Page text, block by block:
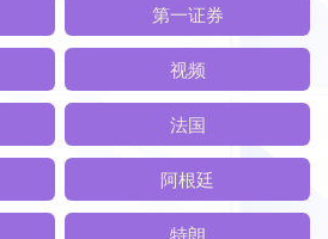
第一证券
视频
法国
阿根廷
特朗